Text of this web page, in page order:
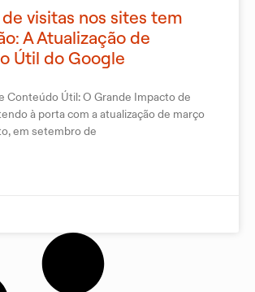
visitas nos sites tem
A Atualização de
Útil do Google
Conteúdo Útil: O Grande Impacto de
à porta com a atualização de março
em setembro de